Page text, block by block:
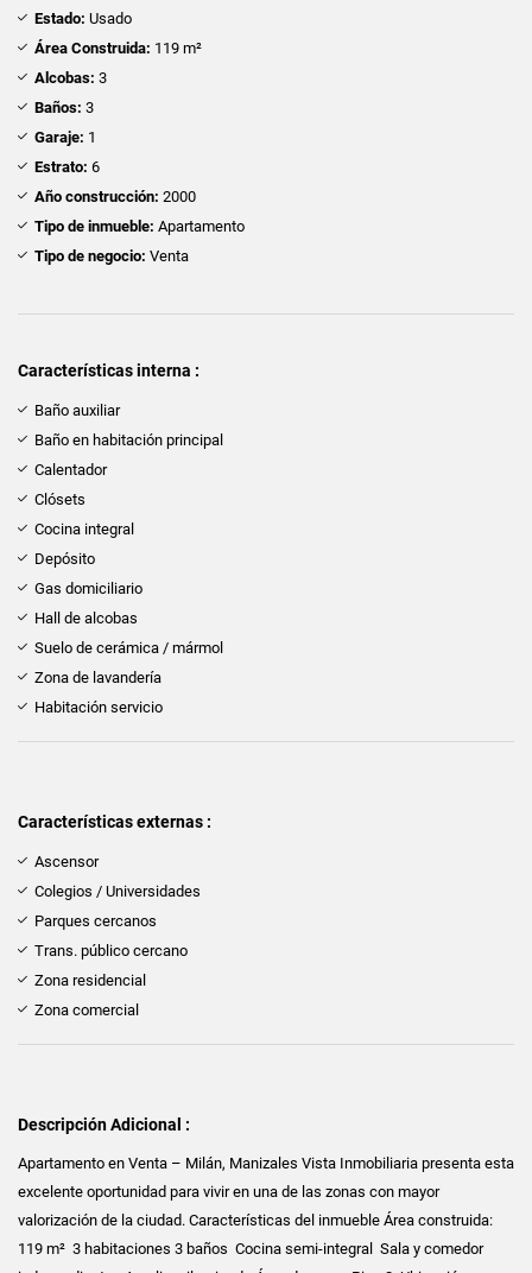
Estado: Usado
Área Construida: 119 m²
Alcobas: 3
Baños: 3
Garaje: 1
Estrato: 6
Año construcción: 2000
Tipo de inmueble: Apartamento
Tipo de negocio: Venta
Características interna :
Baño auxiliar
Baño en habitación principal
Calentador
Clósets
Cocina integral
Depósito
Gas domiciliario
Hall de alcobas
Suelo de cerámica / mármol
Zona de lavandería
Habitación servicio
Características externas :
Ascensor
Colegios / Universidades
Parques cercanos
Trans. público cercano
Zona residencial
Zona comercial
Descripción Adicional :
Apartamento en Venta – Milán, Manizales Vista Inmobiliaria presenta esta
excelente oportunidad para vivir en una de las zonas con mayor
valorización de la ciudad. Características del inmueble Área construida:
119 m² ️ 3 habitaciones 3 baños ️ Cocina semi-integral ️ Sala y comedor